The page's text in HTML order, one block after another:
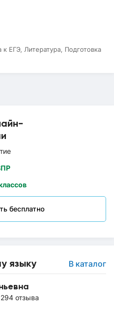
бесплатно
языку В каталог
294 отзыва
к ЕГЭ, Литература, Подготовка